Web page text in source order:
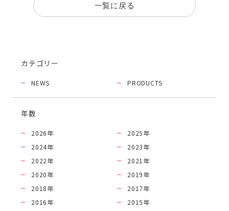
一覧に戻る
カテゴリー
NEWS PRODUCTS
年数
2026年 2025年
2024年 2023年
2022年 2021 年
2020年 2019年
2018年 2017年
2016年 2015年